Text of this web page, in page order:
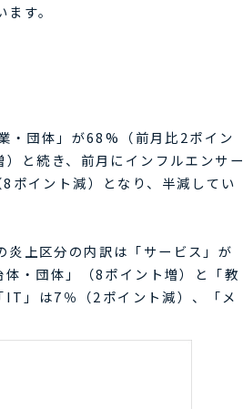
す。
・団体」が68%（前月比2ポイン
と続き、前月にインフルエンサー
ポイント減）となり、半減してい
炎上区分の内訳は「サービス」が
・団体」（8ポイント増）と「教
」は7％（2ポイント減）、「メ